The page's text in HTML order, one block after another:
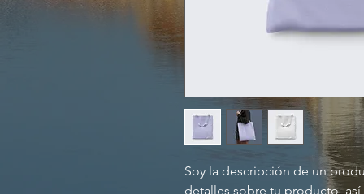
Soy la descripción de un
detalles sobre tu producto,